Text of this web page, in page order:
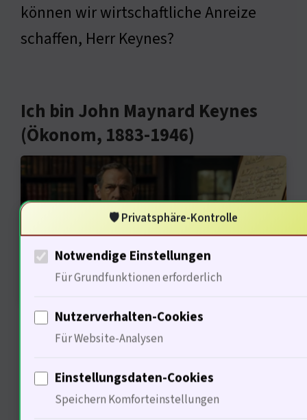
können wir wirtschaftliche Anreize
schaffen, Herr Keynes?
Ich bin John Maynard Keynes
(Ökonom, 1883-1946)
Wirtschaftliche Anreize sind ein
kraftvolles Werkzeug. 30% der
Konsumenten sind preissensibel
(Marktanalyse, 2024). Subventionen
🛡️ Privatsphäre-Kontrolle
Notwendige Einstellungen
Für Grundfunktionen erforderlich
Nutzerverhalten-Cookies
Für Website-Analysen
Einstellungsdaten-Cookies
Speichern Komforteinstellungen